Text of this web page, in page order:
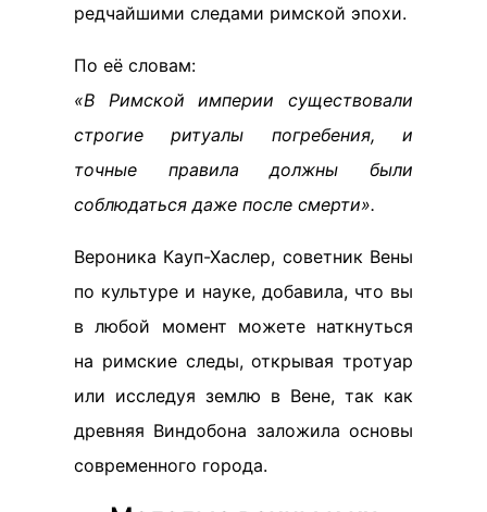
редчайшими следами римской эпохи.
По её словам:
«В Римской империи существовали
строгие ритуалы погребения, и
точные правила должны были
соблюдаться даже после смерти».
Вероника Кауп-Хаслер, советник Вены
по культуре и науке, добавила, что вы
в любой момент можете наткнуться
на римские следы, открывая тротуар
или исследуя землю в Вене, так как
древняя Виндобона заложила основы
современного города.